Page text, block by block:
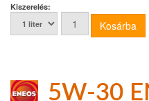
Kiszerelés:
5W-30